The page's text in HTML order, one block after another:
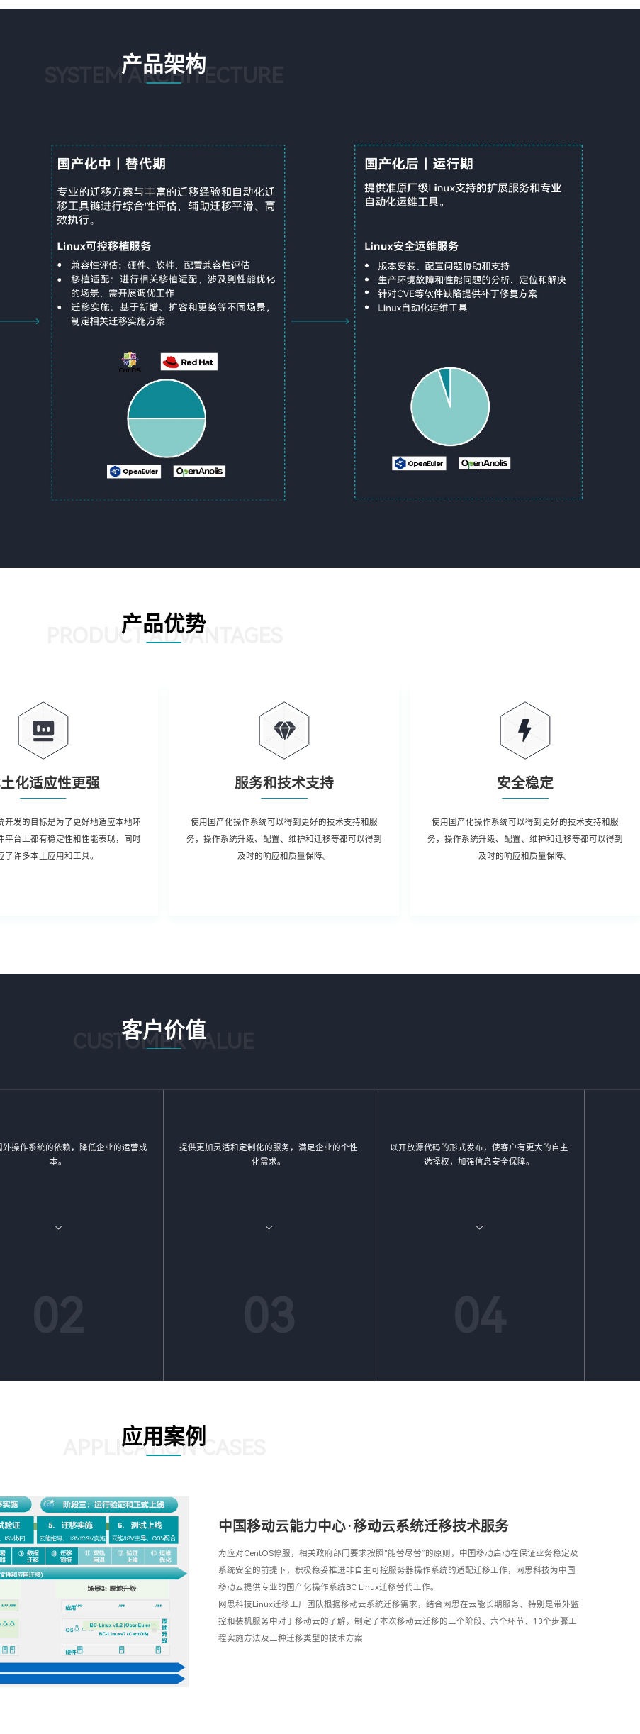
产品架构
SYSTEM ARCHITECTURE
产品优势
PRODUCT ADVANTAGES
化适应性更强
开发的目标是为了更好地适应本地环
平台上都有稳定性和性能表现，同时
了许多本土应用和工具。
服务和技术支持
使用国产化操作系统可以得到更好的技术支持和服
务，操作系统升级、配置、维护和迁移等都可以得到
及时的响应和质量保障。
安全稳定
使用国产化操作系统可以得到更好的技术支持和服
务，操作系统升级、配置、维护和迁移等都可以得到
及时的响应和质量保障。
客户价值
CUSTOMER VALUE
外操作系统的依赖，降低企业的运营成
本。
提供更加灵活和定制化的服务，满足企业的个性
化需求。
以开放源代码的形式发布，使客户有更大的自主
选择权，加强信息安全保障。
应用案例
APPLICATION CASES
中国移动云能力中心·移动云系统迁移技术服务
为应对CentOS停服，相关政府部门要求按照“能替尽替”的原则，中国移动启动在保证业务稳定及
系统安全的前提下，积极稳妥推进非自主可控服务器操作系统的适配迁移工作，网思科技为中国
移动云提供专业的国产化操作系统BC Linux迁移替代工作。
网思科技Linux迁移工厂团队根据移动云系统迁移需求，结合网思在云能长期服务、特别是带外监
控和装机服务中对于移动云的了解，制定了本次移动云迁移的三个阶段、六个环节、13个步骤工
程实施方法及三种迁移类型的技术方案